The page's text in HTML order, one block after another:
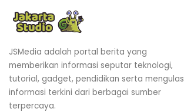
JSMedia adalah portal berita yang
memberikan informasi seputar teknologi,
tutorial, gadget, pendidikan serta mengulas
informasi terkini dari berbagai sumber
terpercaya.